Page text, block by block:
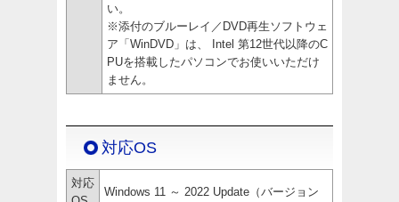
い。
※添付のブルーレイ／DVD再生ソフトウェ
ア「WinDVD」は、 Intel 第12世代以降のC
PUを搭載したパソコンでお使いいただけ
ません。
対応OS
対応
Windows 11 ～ 2022 Update（バージョン